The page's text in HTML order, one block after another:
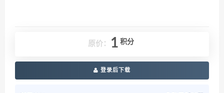
原价： 1 积分
登录后下载